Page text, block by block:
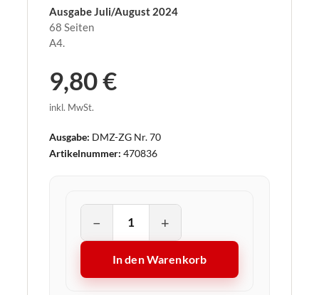
Ausgabe Juli/August 2024
68 Seiten
A4.
9,80 €
inkl. MwSt.
Ausgabe: DMZ-ZG Nr. 70
Artikelnummer: 470836
− +
In den Warenkorb